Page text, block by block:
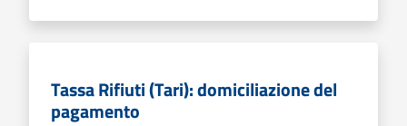
Tassa Rifiuti (Tari): domiciliazione del
pagamento